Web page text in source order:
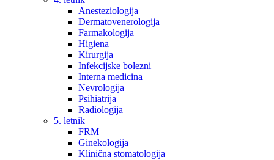
Anesteziologija
Dermatovenerologija
Farmakologija
Higiena
Kirurgija
Infekcijske bolezni
Interna medicina
Nevrologija
Psihiatrija
Radiologija
5. letnik
FRM
Ginekologija
Klinična stomatologija